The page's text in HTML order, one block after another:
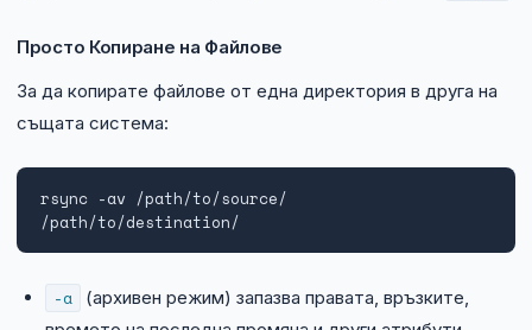
Просто Копиране на Файлове
За да копирате файлове от една директория в друга на
същата система:
rsync -av /path/to/source/
/path/to/destination/
-a
(архивен режим) запазва правата, връзките,